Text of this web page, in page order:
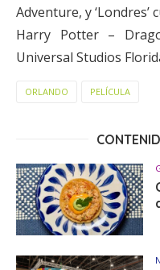
Adventure, y
Harry Potter –
Universal Studios
ORLANDO PELÍCULA